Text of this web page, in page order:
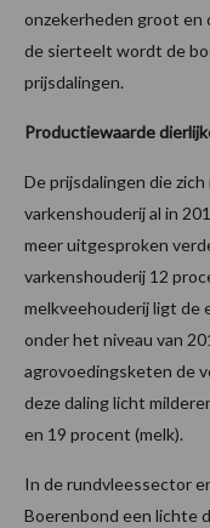
onzekerheden groot en
de sierteelt wordt de
prijsdalingen.
Productiewaarde
De prijsdalingen die
varkenshouderij al in
meer uitgesproken
varkenshouderij 12
melkveehouderij ligt de
onder het niveau van
agrovoedingsketen de
deze daling licht
en 19 procent (melk).
In de rundvleessector
Boerenbond een lichte